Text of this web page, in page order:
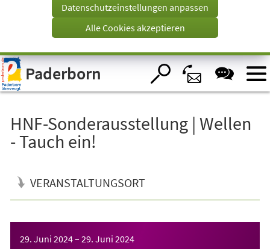
Visuelle
Assistenzsoftware
öffnen.
Tab)
Datenschutzeinstellungen anpassen
Alle Cookies akzeptieren
Paderborn
HNF-Sonderausstellung | Wellen
- Tauch ein!
VERANSTALTUNGSORT
29. Juni 2024– 29. Juni 2024